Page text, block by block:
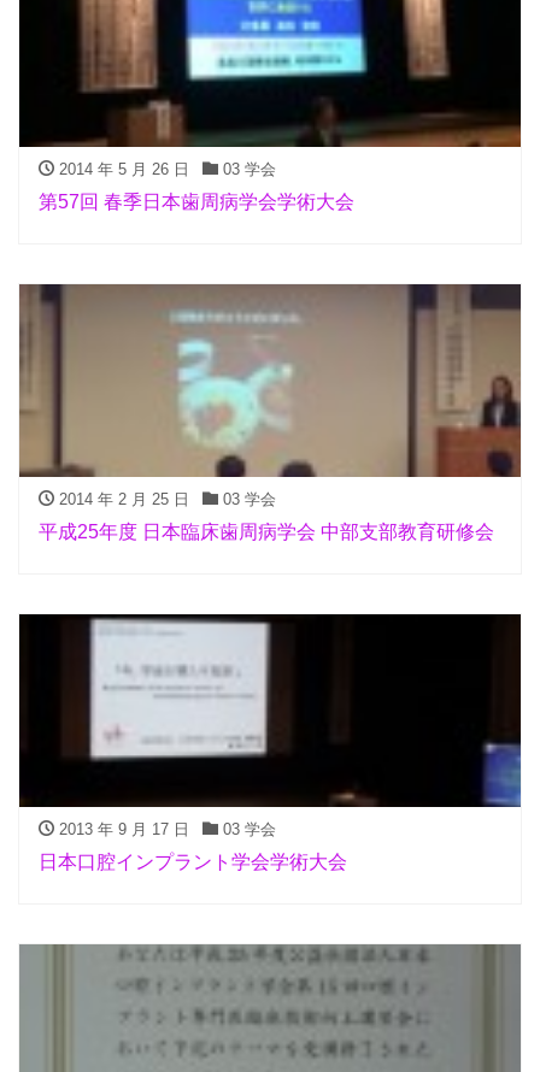
2014 年 5 月 26 日 03 学会
第57回 春季日本歯周病学会学術大会
2014 年 2 月 25 日 03 学会
平成25年度 日本臨床歯周病学会 中部支部教育研修会
2013 年 9 月 17 日 03 学会
日本口腔インプラント学会学術大会